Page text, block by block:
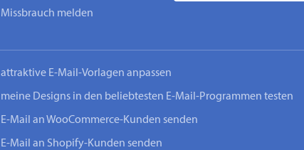
Missbrauch melden
attraktive E-Mail-Vorlagen anpassen
meine Designs in den beliebtesten E-Mail-Programmen testen
E-Mail an WooCommerce-Kunden senden
E-Mail an Shopify-Kunden senden